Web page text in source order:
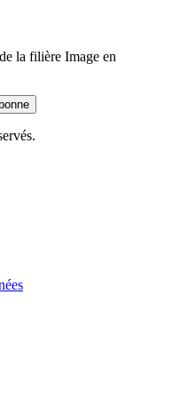
la filière Image en